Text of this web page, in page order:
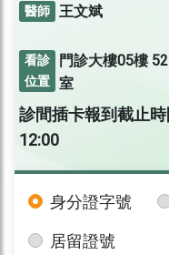
醫師 王文斌
看診
位置
門診大樓05樓
室
診間插卡報到截止時
12:00
身分證字號
居留證號